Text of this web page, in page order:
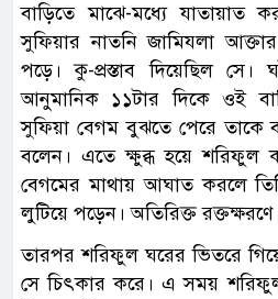
বাড়িতে মাঝে-মধ্যে যাতায়াত
সুফিয়ার নাতনি জামিযলা
পড়ে। কু-প্রস্তাব দিয়েছিল
আনুমানিক ১১টার দিকে ওই
সুফিয়া বেগম বুঝতে পেরে তাকে
বলেন। এতে ক্ষুব্ধ হয়ে শরিফুল
বেগমের মাথায় আঘাত করলে
লুটিয়ে পড়েন। অতিরিক্ত রক্তক্ষরণে
তারপর শরিফুল ঘরের ভিতরে
সে চিৎকার করে। এ সময়